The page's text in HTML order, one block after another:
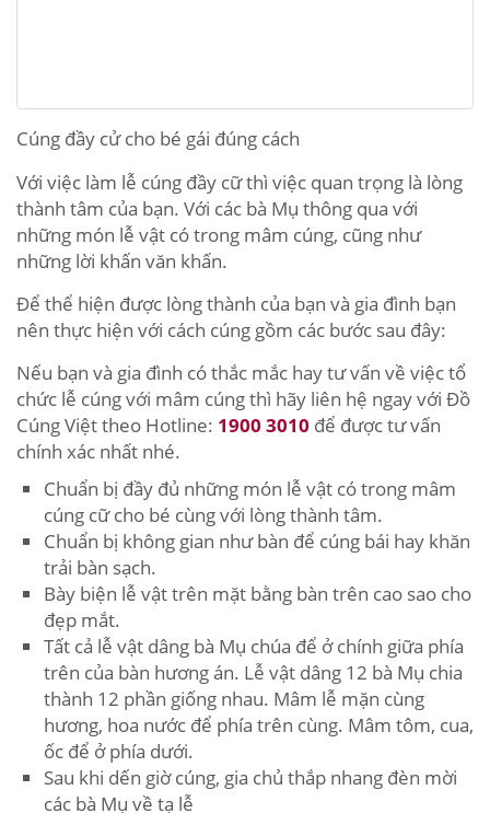
Cúng đầy cử cho bé gái đúng cách
Với việc làm lễ cúng đầy cữ thì việc quan trọng là lòng
thành tâm của bạn. Với các bà Mụ thông qua với
những món lễ vật có trong mâm cúng, cũng như
những lời khấn văn khấn.
Để thể hiện được lòng thành của bạn và gia đình bạn
nên thực hiện với cách cúng gồm các bước sau đây:
Nếu bạn và gia đình có thắc mắc hay tư vấn về việc tổ
chức lễ cúng với mâm cúng thì hãy liên hệ ngay với Đồ
Cúng Việt theo Hotline: 1900 3010 để được tư vấn
chính xác nhất nhé.
Chuẩn bị đầy đủ những món lễ vật có trong mâm
cúng cữ cho bé cùng với lòng thành tâm.
Chuẩn bị không gian như bàn để cúng bái hay khăn
trải bàn sạch.
Bày biện lễ vật trên mặt bằng bàn trên cao sao cho
đẹp mắt.
Tất cả lễ vật dâng bà Mụ chúa để ở chính giữa phía
trên của bàn hương án. Lễ vật dâng 12 bà Mụ chia
thành 12 phần giống nhau. Mâm lễ mặn cùng
hương, hoa nước để phía trên cùng. Mâm tôm, cua,
ốc để ở phía dưới.
Sau khi dến giờ cúng, gia chủ thắp nhang đèn mời
các bà Mụ về tạ lễ